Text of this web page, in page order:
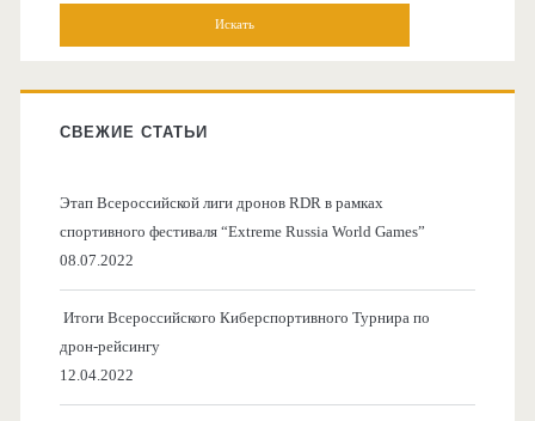
СВЕЖИЕ СТАТЬИ
Этап Всероссийской лиги дронов RDR в рамках
спортивного фестиваля “Extreme Russia World Games”
08.07.2022
Итоги Всероссийского Киберспортивного Турнира по
дрон-рейсингу
12.04.2022